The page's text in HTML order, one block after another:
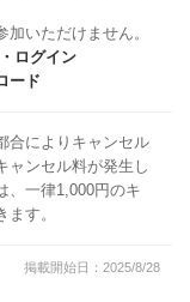
いただけません。
ログイン
ード
合によりキャンセル
ャンセル料が発生し
、一律1,000円のキ
す。
掲載開始日：2025/8/28